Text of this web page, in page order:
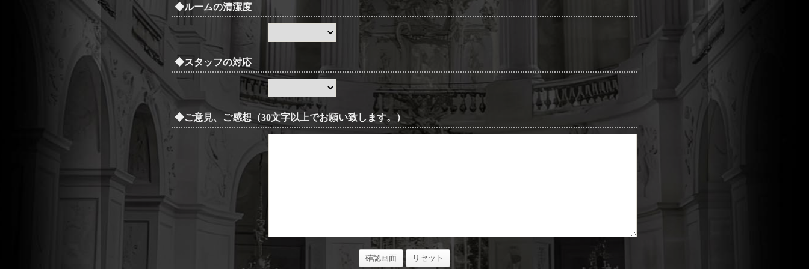
◆ルームの清潔度
◆スタッフの対応
◆ご意見、ご感想（30文字以上でお願い致します。）